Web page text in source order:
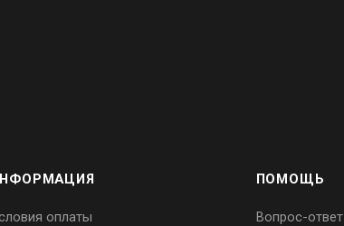
оплаты
ПОМОЩЬ
Вопрос-ответ